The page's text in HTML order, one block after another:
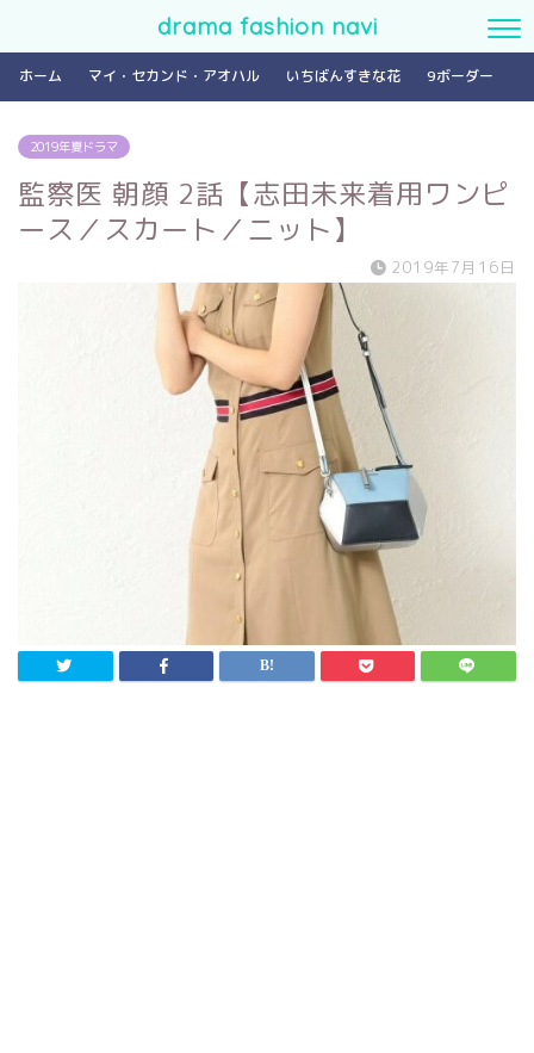
drama fashion navi
ホーム マイ・セカンド・アオハル いちばんすきな花 9ボーダー
2019年夏ドラマ
監察医 朝顔 2話【志田未来着用ワンピ
ース／スカート／ニット】
2019年7月16日